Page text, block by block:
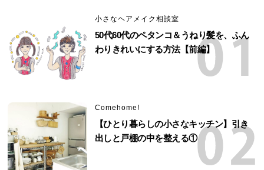
小さなヘアメイク相談室
50代60代のペタンコ＆うねり髪を、ふん
わりきれいにする方法【前編】
Comehome!
【ひとり暮らしの小さなキッチン】引き
出しと戸棚の中を整える①